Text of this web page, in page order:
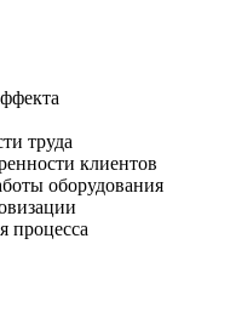
труда
клиентов
оборудования
процесса